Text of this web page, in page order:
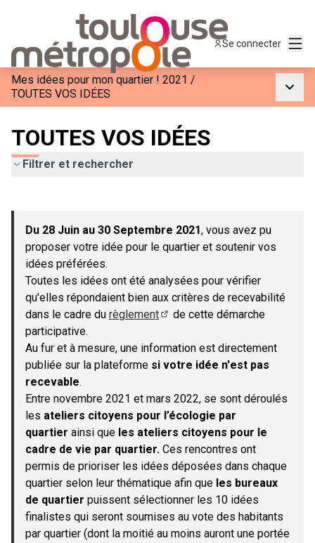
Se connecter
Mes idées pour mon quartier ! 2021 /
TOUTES VOS IDÉES
TOUTES VOS IDÉES
Filtrer et rechercher
−
Du 28 Juin au 30 Septembre 2021, vous avez pu
proposer votre idée pour le quartier et soutenir vos
idées préférées.
Toutes les idées ont été analysées pour vérifier
qu'elles répondaient bien aux critères de recevabilité
dans le cadre du règlement
de cette démarche
participative.
Au fur et à mesure, une information est directement
publiée sur la plateforme si votre idée n'est pas
recevable.
Entre novembre 2021 et mars 2022, se sont déroulés
les ateliers citoyens pour l’écologie par
quartier ainsi que les ateliers citoyens pour le
cadre de vie par quartier. Ces rencontres ont
permis de prioriser les idées déposées dans chaque
quartier selon leur thématique afin que les bureaux
de quartier puissent sélectionner les 10 idées
finalistes qui seront soumises au vote des habitants
par quartier (dont la moitié au moins auront une portée